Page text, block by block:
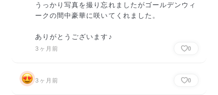
うっかり写真を撮り忘れましたがゴールデンウィ
ークの間中豪華に咲いてくれました。
ありがとうございます♪
3ヶ月前 0
3ヶ月前 0